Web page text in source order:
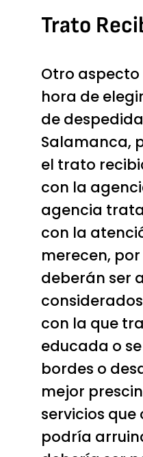
Trato
Otro
hora de
de
Salamanca,
el trato
con la
agencia
con la
merecen,
deberán ser
con la que
educada o
bordes o
mejor
servicios que
podría